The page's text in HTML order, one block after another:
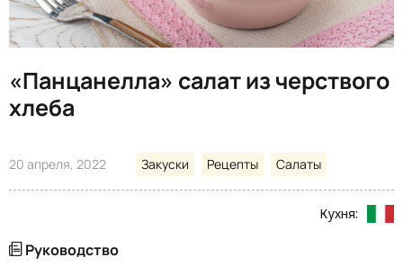
«Панцанелла» салат из черствого
хлеба
20 апреля, 2022 Закуски Рецепты Салаты
Кухня:
Руководство